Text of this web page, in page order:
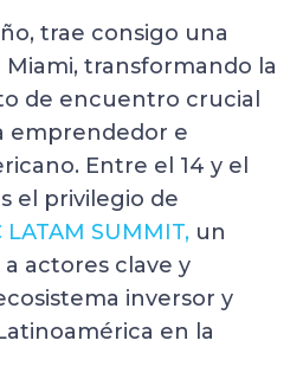
trae consigo una
transformando la
de encuentro crucial
emprendedor e
Entre el 14 y el
el privilegio de
LATAM SUMMIT, un
actores clave y
inversor y
en la